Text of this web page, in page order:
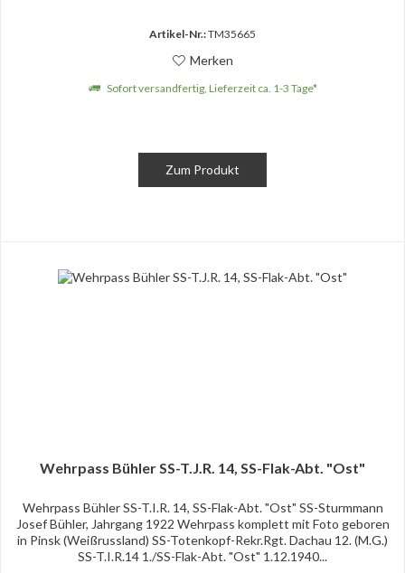
Artikel-Nr.:TM35665
Merken
Sofort versandfertig, Lieferzeit ca. 1-3 Tage*
Zum Produkt
Wehrpass Bühler SS-T.J.R. 14, SS-Flak-Abt. "Ost"
Wehrpass Bühler SS-T.I.R. 14, SS-Flak-Abt. "Ost" SS-Sturmmann
Josef Bühler, Jahrgang 1922 Wehrpass komplett mit Foto geboren
in Pinsk (Weißrussland) SS-Totenkopf-Rekr.Rgt. Dachau 12. (M.G.)
SS-T.I.R.14 1./SS-Flak-Abt. "Ost" 1.12.1940...